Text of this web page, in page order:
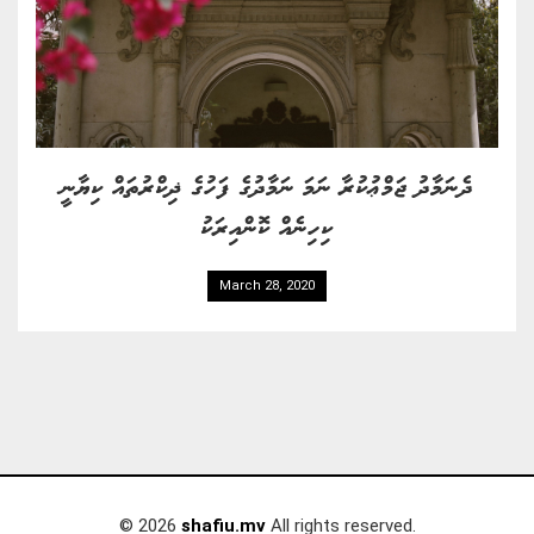
ދެނަމާދު ޖަމްޢުކުރާ ނަމަ ނަމާދުގެ ފަހުގެ ޛިކްރުތައް ކިޔާނީ
ކިހިނެއް ކޮންއިރަކު
March 28, 2020
© 2026 shafiu.mvAll rights reserved.